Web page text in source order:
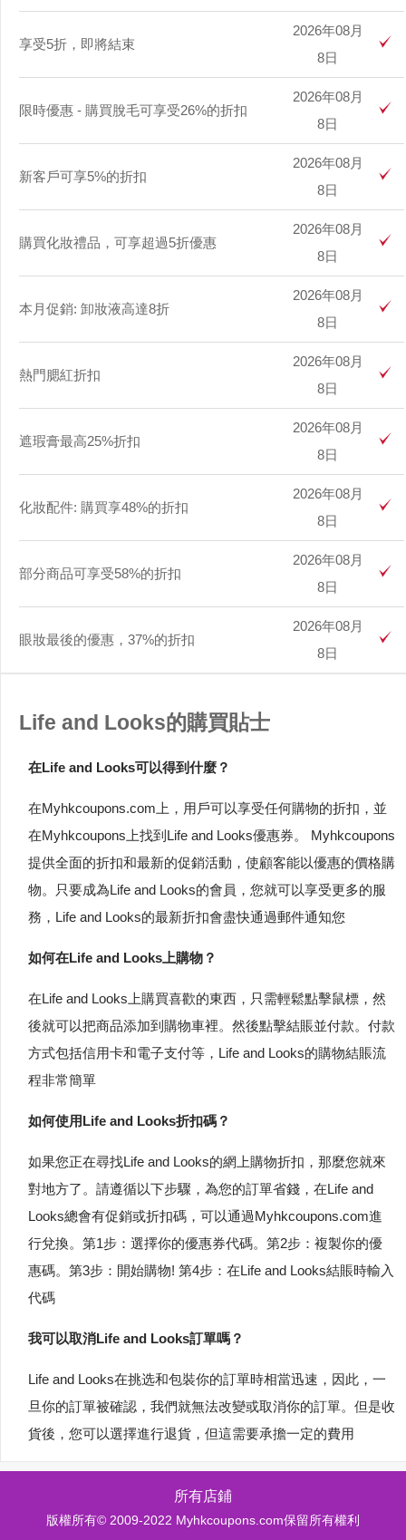
享受5折，即將結束
2026年08月
8日
限時優惠 - 購買脫毛可享受26%的折扣
2026年08月
8日
新客戶可享5%的折扣
2026年08月
8日
購買化妝禮品，可享超過5折優惠
2026年08月
8日
本月促銷: 卸妝液高達8折
2026年08月
8日
熱門腮紅折扣
2026年08月
8日
遮瑕膏最高25%折扣
2026年08月
8日
化妝配件: 購買享48%的折扣
2026年08月
8日
部分商品可享受58%的折扣
2026年08月
8日
眼妝最後的優惠，37%的折扣
2026年08月
8日
Life and Looks的購買貼士
在Life and Looks可以得到什麼？
在Myhkcoupons.com上，用戶可以享受任何購物的折扣，並
在Myhkcoupons上找到Life and Looks優惠券。 Myhkcoupons
提供全面的折扣和最新的促銷活動，使顧客能以優惠的價格購
物。只要成為Life and Looks的會員，您就可以享受更多的服
務，Life and Looks的最新折扣會盡快通過郵件通知您
如何在Life and Looks上購物？
在Life and Looks上購買喜歡的東西，只需輕鬆點擊鼠標，然
後就可以把商品添加到購物車裡。然後點擊結賬並付款。付款
方式包括信用卡和電子支付等，Life and Looks的購物結賬流
程非常簡單
如何使用Life and Looks折扣碼？
如果您正在尋找Life and Looks的網上購物折扣，那麼您就來
對地方了。請遵循以下步驟，為您的訂單省錢，在Life and
Looks總會有促銷或折扣碼，可以通過Myhkcoupons.com進
行兌換。第1步：選擇你的優惠券代碼。第2步：複製你的優
惠碼。第3步：開始購物! 第4步：在Life and Looks結賬時輸入
代碼
我可以取消Life and Looks訂單嗎？
Life and Looks在挑选和包裝你的訂單時相當迅速，因此，一
旦你的訂單被確認，我們就無法改變或取消你的訂單。但是收
貨後，您可以選擇進行退貨，但這需要承擔一定的費用
所有店鋪
版權所有© 2009-2022 Myhkcoupons.com保留所有權利